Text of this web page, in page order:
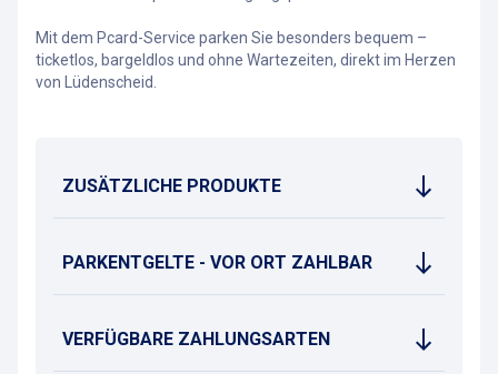
Mit dem Pcard-Service parken Sie besonders bequem –
ticketlos, bargeldlos und ohne Wartezeiten, direkt im Herzen
von Lüdenscheid.
ZUSÄTZLICHE PRODUKTE
PARKENTGELTE - VOR ORT ZAHLBAR
VERFÜGBARE ZAHLUNGSARTEN